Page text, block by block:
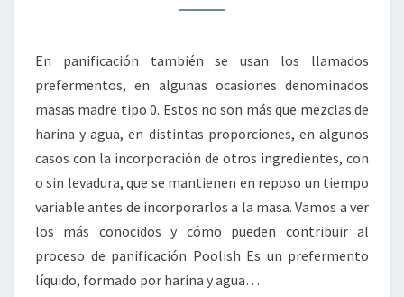
OTROS
En panificación también se usan los llamados
prefermentos, en algunas ocasiones denominados
masas madre tipo 0. Estos no son más que mezclas de
harina y agua, en distintas proporciones, en algunos
casos con la incorporación de otros ingredientes, con
o sin levadura, que se mantienen en reposo un tiempo
variable antes de incorporarlos a la masa. Vamos a ver
los más conocidos y cómo pueden contribuir al
proceso de panificación Poolish Es un prefermento
líquido, formado por harina y agua…